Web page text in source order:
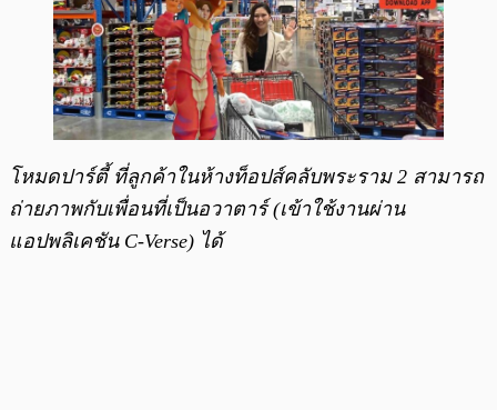
โหมดปาร์ตี้ ที่ลูกค้าในห้างท็อปส์คลับพระราม 2 สามารถ
ถ่ายภาพกับเพื่อนที่เป็นอวาตาร์ (เข้าใช้งานผ่าน
แอปพลิเคชัน C-Verse) ได้